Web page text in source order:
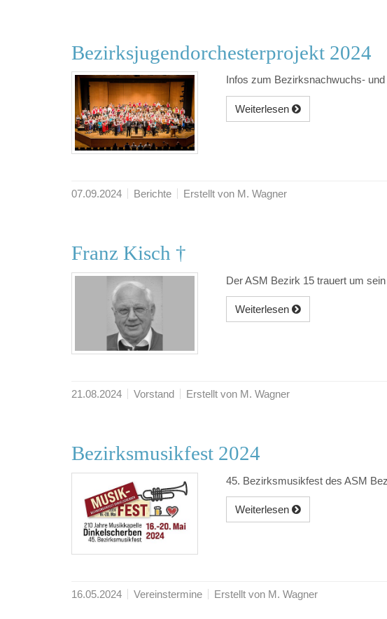
Bezirksjugendorchesterprojekt 2024
Infos zum Bezirksnachwuchs-
Weiterlesen
07.09.2024 Berichte Erstellt von M. Wagner
Franz Kisch †
Der ASM Bezirk 15 trauert um
Weiterlesen
21.08.2024 Vorstand Erstellt von M. Wagner
Bezirksmusikfest 2024
45. Bezirksmusikfest des ASM
Weiterlesen
16.05.2024 Vereinstermine Erstellt von M. Wagner